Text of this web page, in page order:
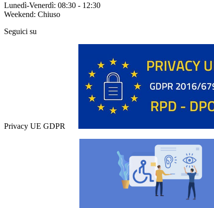
Lunedì-Venerdì: 08:30 - 12:30
Weekend: Chiuso
Seguici su
Privacy UE GDPR